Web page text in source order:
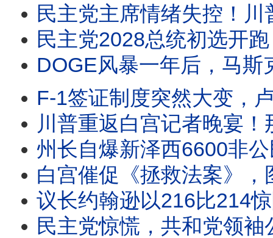
民主党主席情绪失控！川普为何猛攻CNN记者？真正
民主党2028总统初选开跑？南卡取代爱荷华成第一站，哈里斯、纽森提前布
DOGE风暴一年后，马斯克首次谈那段经历。90分钟专访，他没有
F-1签证制度突然大变，卢比奥对留学生下逐客令？白宫副幕僚长米勒最
川普重返白宫记者晚宴！那篇三个月前中断的演讲，终于公开。为
州长自爆新泽西6600非公民投票案，司法部要求彻查。共和党
白宫催促《拯救法案》，图恩一句话把球踢回白宫。川普启动301关税
议长约翰逊以216比214惊险推进《拯救法案》。比尔·马赫警告：
民主党惊慌，共和党领袖公开欢迎费特曼！馆长被问懵？国